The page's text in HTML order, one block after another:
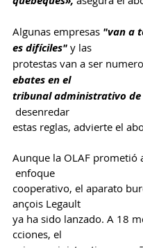
Algunas empresas "van a
es difíciles" y las
protestas van a ser
ebates en el
tribunal administrativo de
desenredar
estas reglas, advierte el
Aunque la OLAF prometió
enfoque
cooperativo, el aparato
ançois Legault
ya ha sido lanzado. A 18
cciones, el